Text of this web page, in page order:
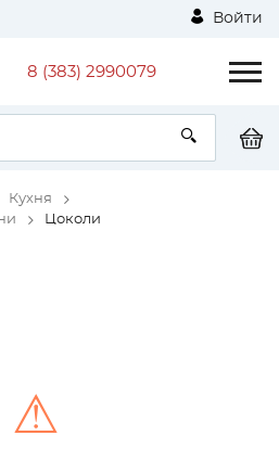
Войти
8 (383) 2990079
Кухня
Цоколи
⚠